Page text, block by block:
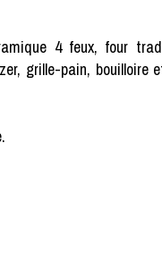
4 feux, four
grille-pain, bouilloire